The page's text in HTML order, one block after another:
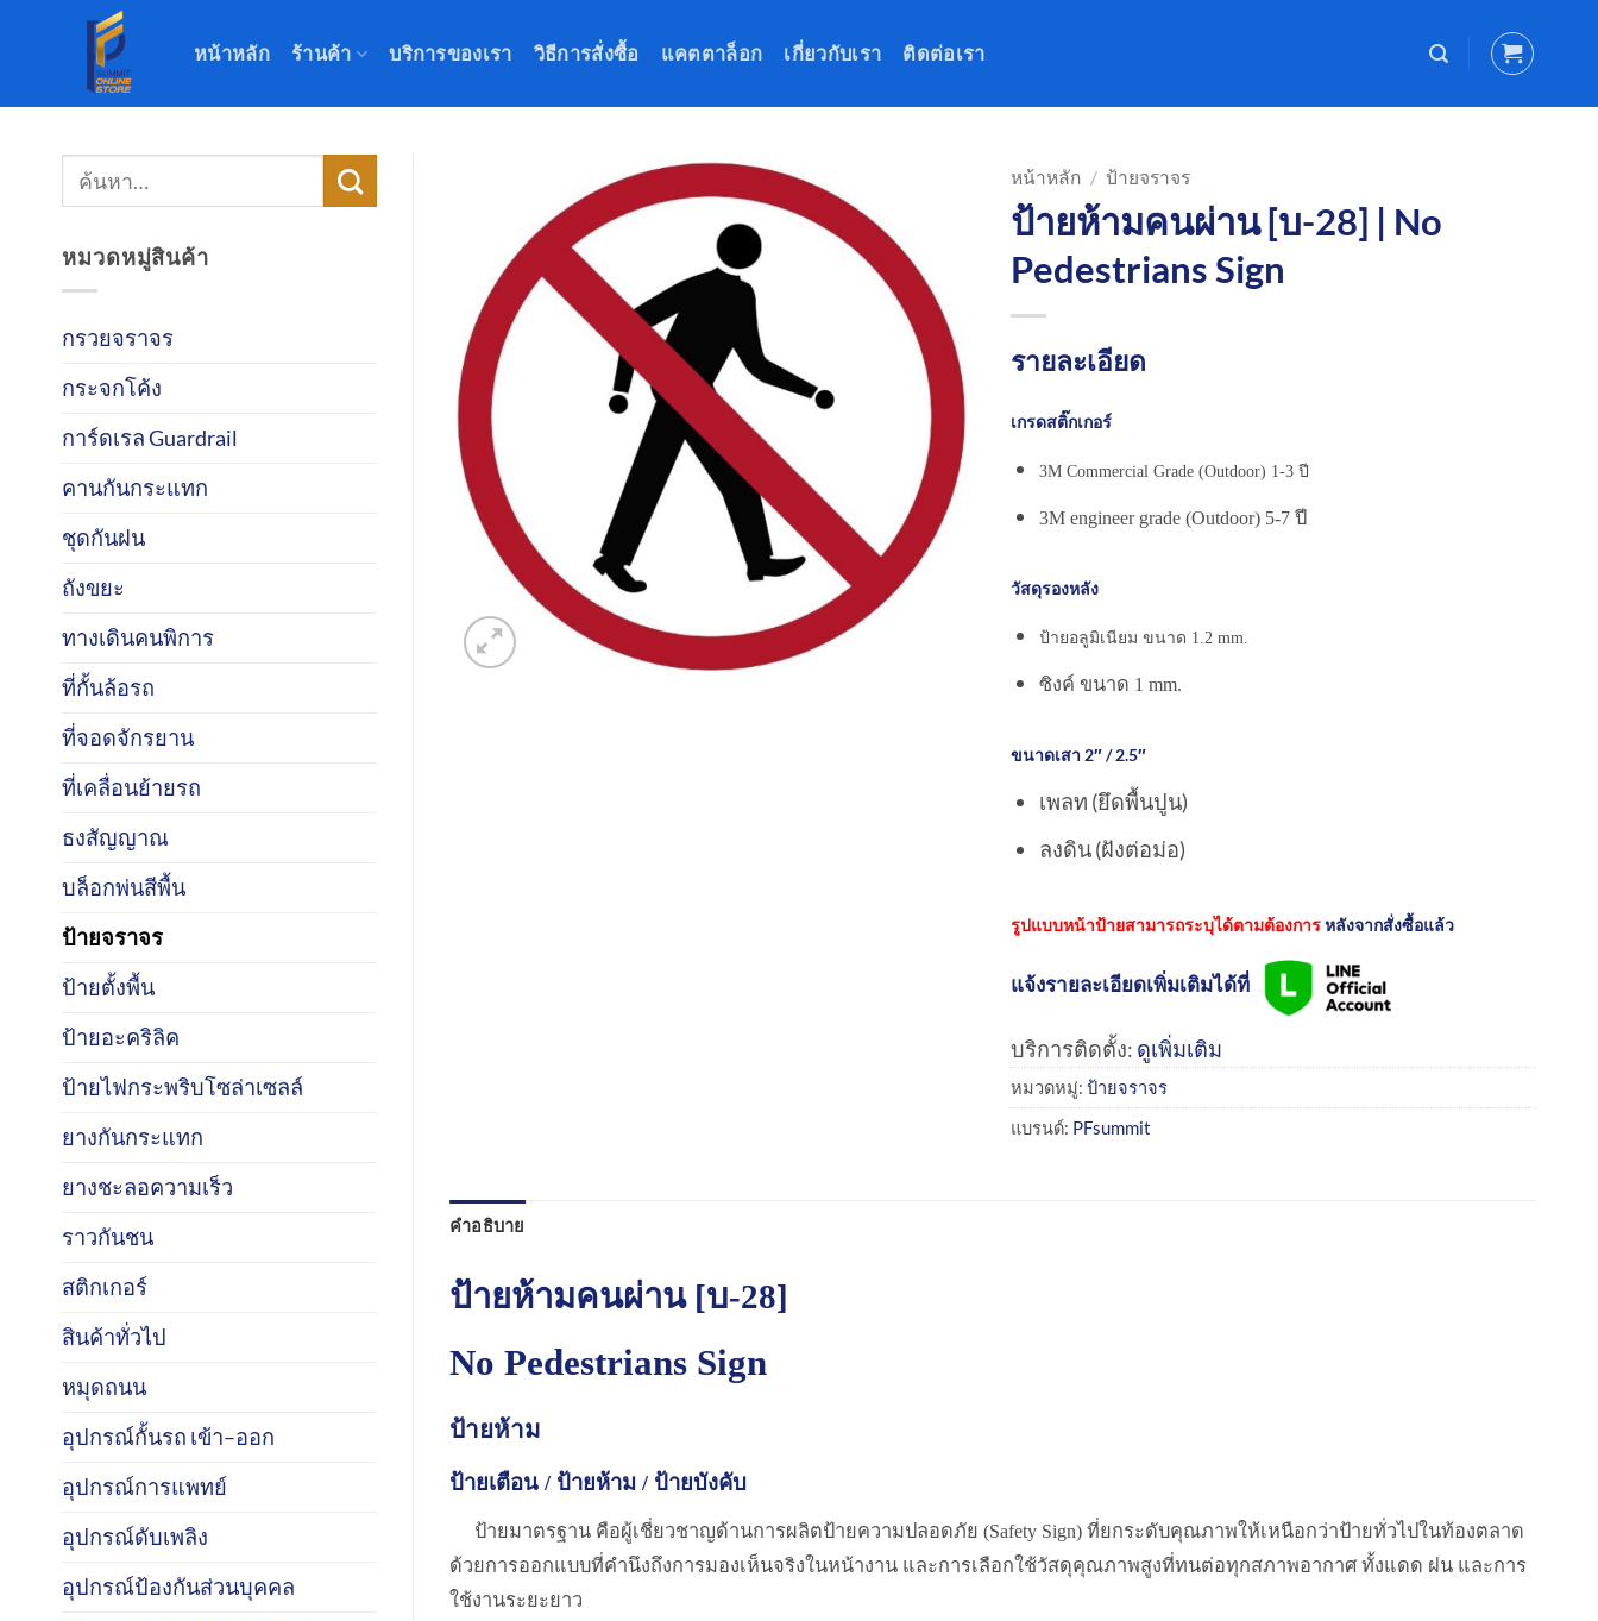
หน้าหลัก ร้านค้า บริการของเรา วิธีการสั่งซื้อ แคตตาล็อก เกี่ยวกับเรา ติดต่อเรา
ค้นหา:
หมวดหมู่สินค้า
กรวยจราจร
กระจกโค้ง
การ์ดเรล Guardrail
คานกันกระแทก
ชุดกันฝน
ถังขยะ
ทางเดินคนพิการ
ที่กั้นล้อรถ
ที่จอดจักรยาน
ที่เคลื่อนย้ายรถ
ธงสัญญาณ
บล็อกพ่นสีพื้น
ป้ายจราจร
ป้ายตั้งพื้น
ป้ายอะคริลิค
ป้ายไฟกระพริบโซล่าเซลล์
ยางกันกระแทก
ยางชะลอความเร็ว
ราวกันชน
สติกเกอร์
สินค้าทั่วไป
หมุดถนน
อุปกรณ์กั้นรถ เข้า–ออก
อุปกรณ์การแพทย์
อุปกรณ์ดับเพลิง
อุปกรณ์ป้องกันส่วนบุคคล
หน้าหลัก / ป้ายจราจร
ป้ายห้ามคนผ่าน [บ-28] | No
Pedestrians Sign
รายละเอียด
เกรดสติ๊กเกอร์
3M Commercial Grade (Outdoor) 1-3 ปี
3M engineer grade (Outdoor) 5-7 ปี
วัสดุรองหลัง
ป้ายอลูมิเนียม ขนาด 1.2 mm.
ซิงค์ ขนาด 1 mm.
ขนาดเสา 2″ / 2.5″
เพลท (ยึดพื้นปูน)
ลงดิน (ฝังต่อม่อ)
รูปแบบหน้าป้ายสามารถระบุได้ตามต้องการหลังจากสั่งซื้อแล้ว
แจ้งรายละเอียดเพิ่มเติมได้ที่
บริการติดตั้ง: ดูเพิ่มเติม
หมวดหมู่: ป้ายจราจร
แบรนด์: PFsummit
คำอธิบาย
ป้ายห้ามคนผ่าน [บ-28]
No Pedestrians Sign
ป้ายห้าม
ป้ายเตือน / ป้ายห้าม / ป้ายบังคับ
ป้ายมาตรฐาน คือผู้เชี่ยวชาญด้านการผลิตป้ายความปลอดภัย (Safety Sign) ที่ยกระดับคุณภาพให้เหนือกว่าป้ายทั่วไปในท้องตลาด
ด้วยการออกแบบที่คำนึงถึงการมองเห็นจริงในหน้างาน และการเลือกใช้วัสดุคุณภาพสูงที่ทนต่อทุกสภาพอากาศ ทั้งแดด ฝน และการ
ใช้งานระยะยาว